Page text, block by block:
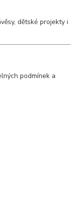
dětské projekty i
podmínek a